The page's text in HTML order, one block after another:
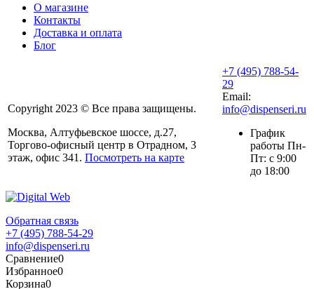
О магазине
Контакты
Доставка и оплата
Блог
Copyright 2023 © Все права защищены.
Москва, Алтуфьевское шоссе, д.27,
Торгово-офисный центр в Отрадном, 3
этаж, офис 341. Посмотреть на карте
+7 (495) 788-54-
29
Email:
info@dispenseri.ru
График
работы Пн-
Пт: с 9:00
до 18:00
Обратная связь
+7 (495) 788-54-29
info@dispenseri.ru
Сравнение0
Избранное0
Корзина0